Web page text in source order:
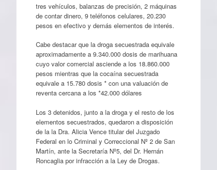
tres vehículos, balanzas de precisión, 2 máquinas
de contar dinero, 9 teléfonos celulares, 20.230
pesos en efectivo y demás elementos de interés.
Cabe destacar que la droga secuestrada equivale
aproximadamente a 9.340.000 dosis de marihuana
cuyo valor comercial asciende a los 18.860.000
pesos mientras que la cocaína secuestrada
equivale a 15.780 dosis * con una valuación de
reventa cercana a los *42.000 dólares
Los 3 detenidos, junto a la droga y el resto de los
elementos secuestrados, quedaron a disposición
de la la Dra. Alicia Vence titular del Juzgado
Federal en lo Criminal y Correccional Nº 2 de San
Martín, ante la Secretaría Nº5, del Dr. Hernán
Roncaglia por infracción a la Ley de Drogas.